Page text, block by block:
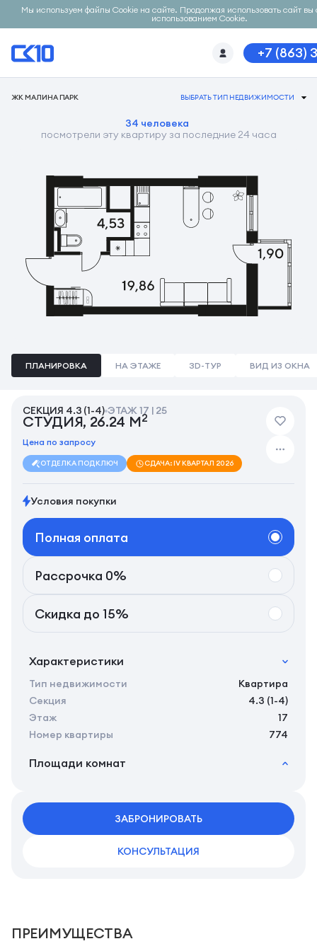
Мы используем файлы Cookie на сайте. Продолжая использовать сайт вы
использованием Cookie.
+7 (863)
ЖК МАЛИНА ПАРК ВЫБРАТЬ ТИП НЕДВИЖИМОСТИ
34 человека
посмотрели эту квартиру за последние 24 часа
ПЛАНИРОВКА НА ЭТАЖЕ 3D-ТУР ВИД ИЗ ОКНА
СЕКЦИЯ 4.3 (1-4) ЭТАЖ 17 | 25
СТУДИЯ, 26.24 М2
Цена по запросу
ОТДЕЛКА ПОД КЛЮЧ СДАЧА: IV КВАРТАЛ 2026
Условия покупки
Полная оплата
Рассрочка 0%
Скидка до 15%
Характеристики
Тип недвижимости
Квартира
Секция
4.3 (1-4)
Этаж
17
Номер квартиры
774
Площади комнат
Жилая площадь 24.34 м
ЗАБРОНИРОВАТЬ
КОНСУЛЬТАЦИЯ
ПРЕИМУЩЕСТВА